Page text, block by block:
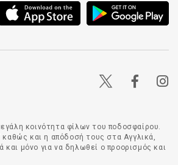
κοινότητα φίλων του ποδοσφαίρου.
και η απόδοσή τους στα Αγγλικά,
μόνο για να δηλωθεί ο προορισμός και